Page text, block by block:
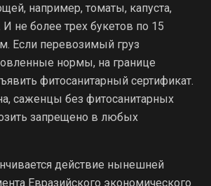
например, томаты, капуста,
не более трех букетов по 15
Если перевозимый груз
нормы, на границе
фитосанитарный сертификат.
саженцы без фитосанитарных
запрещено в любых
действие нынешней
Евразийского экономического